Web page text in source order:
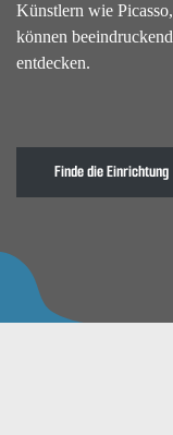
Künstlern wie
können
entdecken.
Finde die Einrichtung